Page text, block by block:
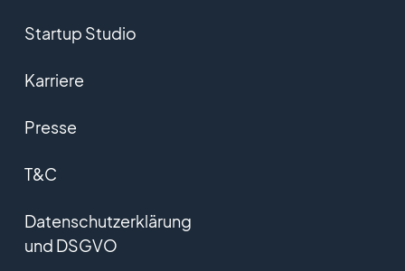
Startup Studio
Karriere
Presse
T&C
Datenschutzerklärung
und DSGVO